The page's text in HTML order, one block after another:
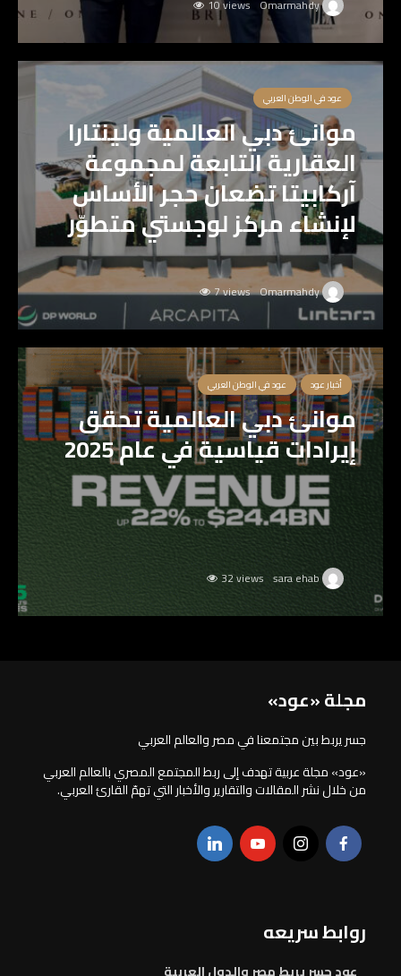
Omarmahdy
10 views
عود في الوطن العربي
موانئ دبي العالمية ولينتارا
العقارية التابعة لمجموعة
آركابيتا تضعان حجر الأساس
لإنشاء مركز لوجستي متطوّر
Omarmahdy
7 views
أخبار عود عود في الوطن العربي
موانئ دبي العالمية تحقق
إيرادات قياسية في عام 2025
32 views
مجلة «عود»
جسر يربط بين مجتمعنا في مصر والعالم العربي
«عود» مجلة عربية تهدف إلى ربط المجتمع المصري بالعالم العربي
من خلال نشر المقالات والتقارير والأخبار التي تهمّ القارئ العربي.
روابط سريعه